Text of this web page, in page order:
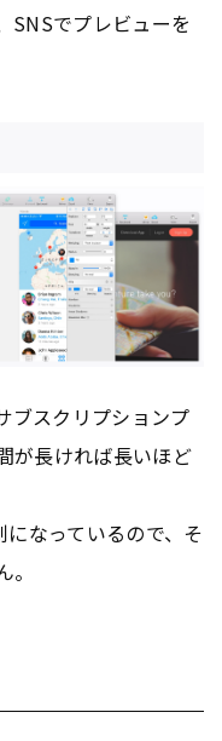
SNSでプレビューを
ブスクリプションプ
が長ければ長いほど
なっているので、そ